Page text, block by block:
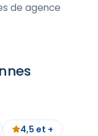
de agence
4,5 et +